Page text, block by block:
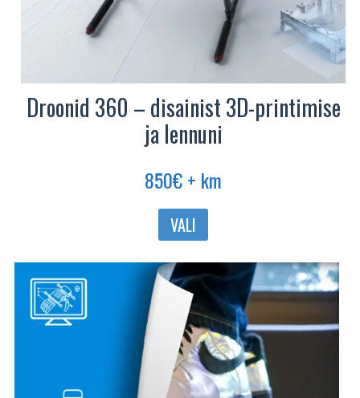
Droonid 360 – disainist 3D-printimise
ja lennuni
850€+ km
VALI
Sellel
mitu
varianti.
Valikuid
saab
teha
tootelehel.